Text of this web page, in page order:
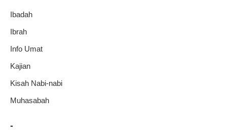
Ibadah
Ibrah
Info Umat
Kajian
Kisah Nabi-nabi
Muhasabah
-